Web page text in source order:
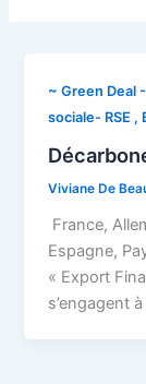
~ Green Deal
sociale- RSE ,
Viviane De
France,
Espagne,
« Export
s’engagent